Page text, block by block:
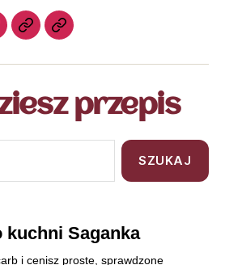
przepis
kuchni Saganka
i cenisz proste, sprawdzone